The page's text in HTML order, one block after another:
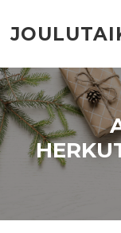
suoraan
sisältöön